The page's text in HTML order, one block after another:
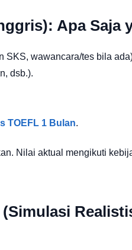
Apa Saja
SKS, wawancara/tes bila
dsb.).
TOEFL 1 Bulan.
Nilai aktual mengikuti